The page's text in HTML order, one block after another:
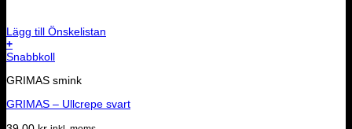
Lägg till Önskelistan
+
Snabbkoll
GRIMAS smink
GRIMAS – Ullcrepe svart